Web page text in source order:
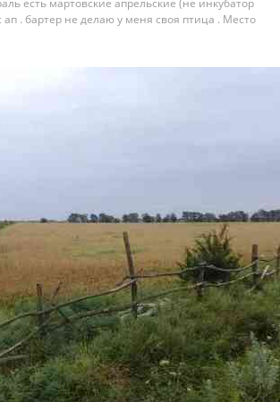
ап . бартер не делаю у меня своя птица . Место